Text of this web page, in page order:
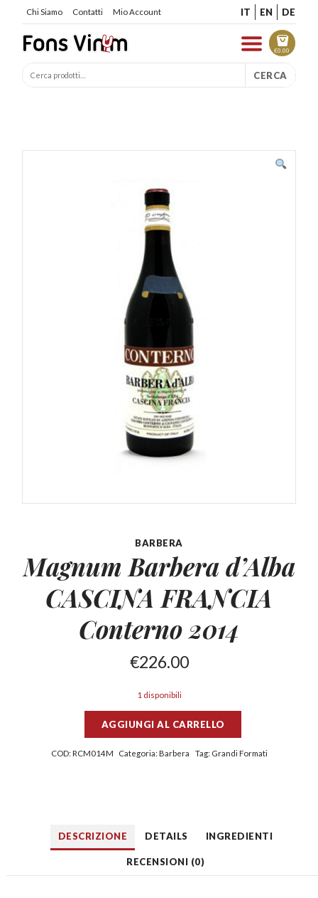
Chi Siamo Contatti Mio Account IT EN DE
€0.00
CERCA
BARBERA
Magnum Barbera d’Alba
CASCINAFRANCIA
Conterno 2014
€226.00
1 disponibili
AGGIUNGI AL CARRELLO
COD: RCM014M Categoria: Barbera Tag: Grandi Formati
DESCRIZIONE DETAILS INGREDIENTI
RECENSIONI (0)